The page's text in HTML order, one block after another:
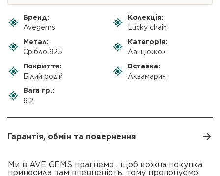
Бренд:
Avegems
Колекція:
Lucky chain
Метал:
Срібло 925
Категорія:
Ланцюжок
Покриття:
Білий родій
Вставка:
Аквамарин
Вага гр.:
6.2
Гарантія, обмін та повернення
Ми в AVE GEMS прагнемо , щоб кожна покупка
приносила вам впевненість, тому пропонуємо